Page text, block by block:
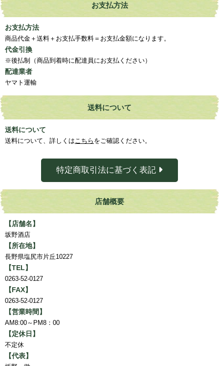
お支払方法
お支払方法
商品代金＋送料＋お支払手数料＝お支払金額になります。
代金引換
※後払制（商品到着時に配達員にお支払ください）
配達業者
ヤマト運輸
送料について
送料について
送料について、詳しくは こちら をご確認ください。
特定商取引法に基づく表記
店舗概要
【店舗名】
坂野酒店
【所在地】
長野県塩尻市片丘10227
【TEL】
0263-52-0127
【FAX】
0263-52-0127
【営業時間】
AM8:00～PM8：00
【定休日】
不定休
【代表】